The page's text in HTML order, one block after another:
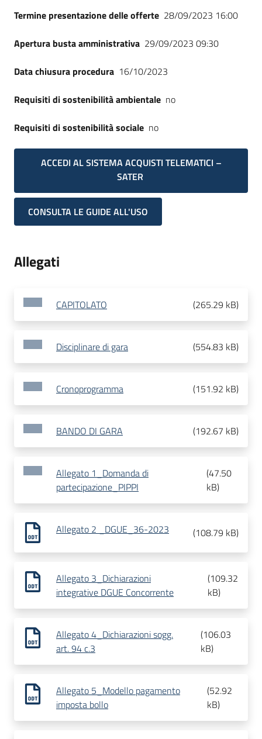
Termine presentazione delle offerte 28/09/2023 16:00
Apertura busta amministrativa 29/09/2023 09:30
Data chiusura procedura 16/10/2023
Requisiti di sostenibilità ambientale no
Requisiti di sostenibilità sociale no
ACCEDI AL SISTEMA ACQUISTI TELEMATICI –
SATER
CONSULTA LE GUIDE ALL'USO
Allegati
CAPITOLATO (265.29 kB)
Disciplinare di gara (554.83 kB)
Cronoprogramma (151.92 kB)
BANDO DI GARA (192.67 kB)
Allegato 1_Domanda di
partecipazione_PIPPI
(47.50
kB)
Allegato 2 _DGUE_36-2023 (108.79 kB)
Allegato 3_Dichiarazioni
integrative DGUE Concorrente
(109.32
kB)
Allegato 4_Dichiarazioni sogg.
art. 94 c.3
(106.03
kB)
Allegato 5_Modello pagamento
imposta bollo
(52.92
kB)